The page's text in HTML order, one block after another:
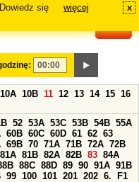
się
więcej x
10A 10B 11 12 13 14 15 16
52 53A 53C 53B 54B 55A
60B 60C 60D 61 62 63
69B 70 71A 71B 72A 72B
81A 81B 82A 82B 83 84A
88C 88D 89 90 91A 91B
99 100 101 201 202 6.
F1